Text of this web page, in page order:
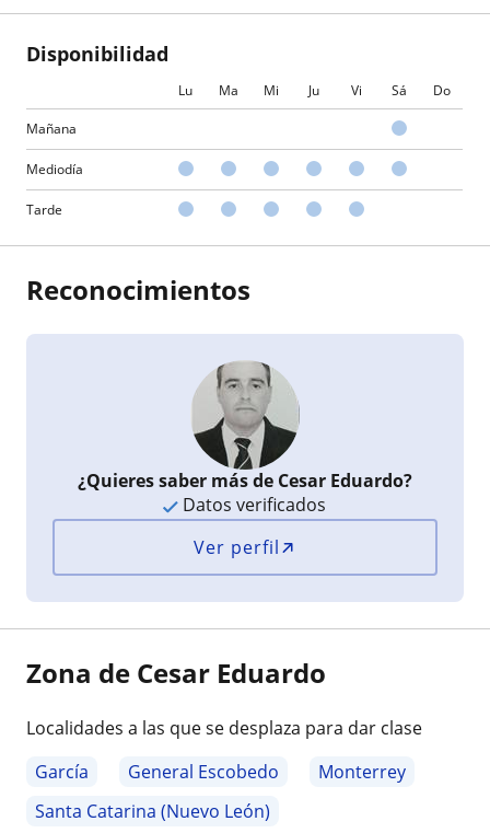
Disponibilidad
Lu Ma Mi Ju Vi Sá Do
Mañana
Mediodía
Tarde
Reconocimientos
¿Quieres saber más de Cesar Eduardo?
Datos verificados
Ver perfil
Zona de Cesar Eduardo
Localidades a las que se desplaza para dar clase
García
General Escobedo
Monterrey
Santa Catarina (Nuevo León)